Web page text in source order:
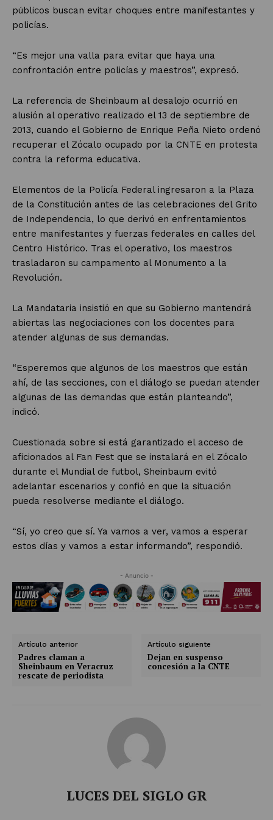
públicos buscan evitar choques entre manifestantes y
policías.
“Es mejor una valla para evitar que haya una
confrontación entre policías y maestros”, expresó.
La referencia de Sheinbaum al desalojo ocurrió en
alusión al operativo realizado el 13 de septiembre de
2013, cuando el Gobierno de Enrique Peña Nieto ordenó
recuperar el Zócalo ocupado por la CNTE en protesta
contra la reforma educativa.
Elementos de la Policía Federal ingresaron a la Plaza
de la Constitución antes de las celebraciones del Grito
de Independencia, lo que derivó en enfrentamientos
entre manifestantes y fuerzas federales en calles del
Centro Histórico. Tras el operativo, los maestros
trasladaron su campamento al Monumento a la
Revolución.
La Mandataria insistió en que su Gobierno mantendrá
abiertas las negociaciones con los docentes para
atender algunas de sus demandas.
“Esperemos que algunos de los maestros que están
ahí, de las secciones, con el diálogo se puedan atender
algunas de las demandas que están planteando”,
indicó.
Cuestionada sobre si está garantizado el acceso de
aficionados al Fan Fest que se instalará en el Zócalo
durante el Mundial de futbol, Sheinbaum evitó
adelantar escenarios y confió en que la situación
pueda resolverse mediante el diálogo.
“Sí, yo creo que sí. Ya vamos a ver, vamos a esperar
estos días y vamos a estar informando”, respondió.
- Anuncio -
Artículo anterior
Padres claman a
Sheinbaum en Veracruz
rescate de periodista
Artículo siguiente
Dejan en suspenso
concesión a la CNTE
LUCES DEL SIGLO GR